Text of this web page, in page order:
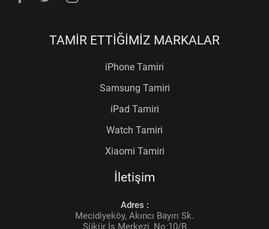
TAMİR ETTİĞİMİZ MARKALAR
iPhone Tamiri
Samsung Tamiri
iPad Tamiri
Watch Tamiri
Xiaomi Tamiri
İletişim
Adres :
Mecidiyeköy, Akıncı Bayırı Sk.
Şükür İş Merkezi, No:10/B